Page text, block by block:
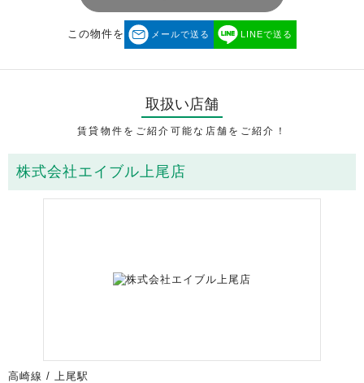
この物件を メールで送る LINEで送る
取扱い店舗
賃貸物件をご紹介可能な店舗をご紹介！
株式会社エイブル上尾店
高崎線 / 上尾駅